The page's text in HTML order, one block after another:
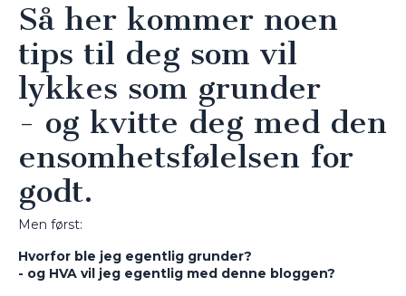
Så her kommer noen
tips til deg som vil
lykkes som grunder
- og kvitte deg med den
ensomhetsfølelsen for
godt.
Men først:
Hvorfor ble jeg egentlig grunder?
- og HVA vil jeg egentlig med denne bloggen?